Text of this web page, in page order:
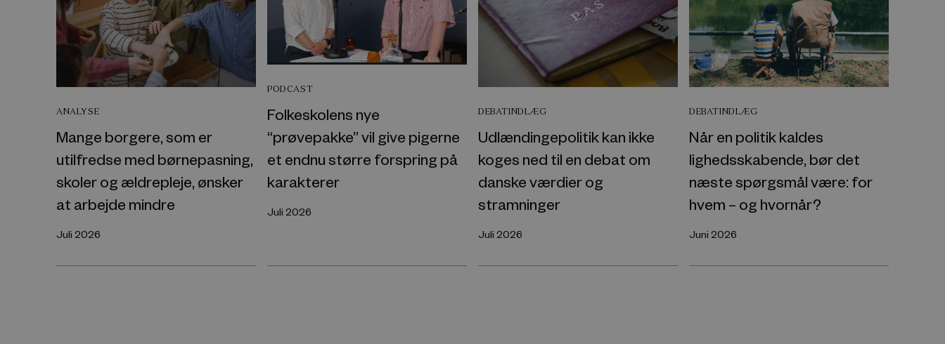
ANALYSE
Mange borgere, som er
utilfredse med børnepasning,
skoler og ældrepleje, ønsker
at arbejde mindre
Juli 2026
PODCAST
Folkeskolens nye
“prøvepakke” vil give pigerne
et endnu større forspring på
karakterer
Juli 2026
DEBATINDLÆG
Udlændingepolitik kan ikke
koges ned til en debat om
danske værdier og
stramninger
Juli 2026
DEBATINDLÆG
Når en politik kaldes
lighedsskabende, bør det
næste spørgsmål være: for
hvem – og hvornår?
Juni 2026